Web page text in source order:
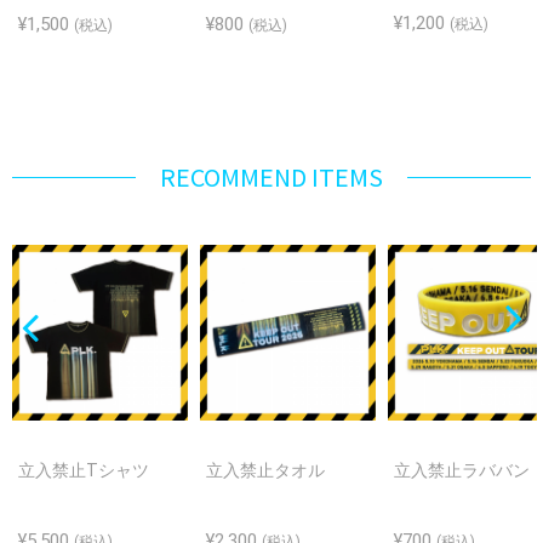
¥1,500 (税込) ¥800 (税込) ¥1,200 (税込)
RECOMMEND ITEMS
立入禁止Tシャツ 立入禁止タオル 立入禁止ラババン